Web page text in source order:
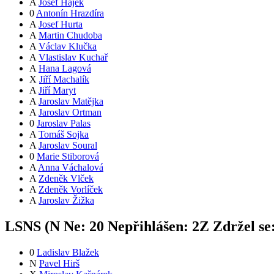
A Josef Hájek
0 Antonín Hrazdíra
A Josef Hurta
A Martin Chudoba
A Václav Klučka
A Vlastislav Kuchař
A Hana Lagová
X Jiří Machalík
A Jiří Maryt
A Jaroslav Matějka
A Jaroslav Ortman
0 Jaroslav Palas
A Tomáš Sojka
A Jaroslav Soural
0 Marie Stiborová
A Anna Váchalová
A Zdeněk Vlček
A Zdeněk Vorlíček
A Jaroslav Žižka
LSNS (N Ne: 20 Nepřihlášen: 2Z Zdržel se:
0 Ladislav Blažek
N Pavel Hirš